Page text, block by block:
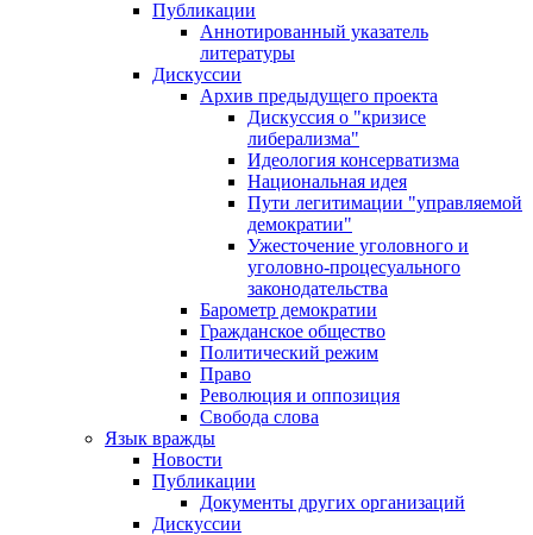
Публикации
Аннотированный указатель
литературы
Дискуссии
Архив предыдущего проекта
Дискуссия о "кризисе
либерализма"
Идеология консерватизма
Национальная идея
Пути легитимации "управляемой
демократии"
Ужесточение уголовного и
уголовно-процесуального
законодательства
Барометр демократии
Гражданское общество
Политический режим
Право
Революция и оппозиция
Свобода слова
Язык вражды
Новости
Публикации
Документы других организаций
Дискуссии